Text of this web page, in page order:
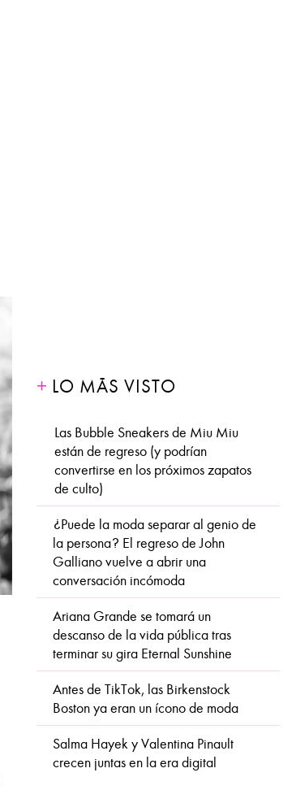
LO MÁS VISTO
Las Bubble Sneakers de Miu Miu
están de regreso (y podrían
convertirse en los próximos zapatos
de culto)
¿Puede la moda separar al genio de
la persona? El regreso de John
Galliano vuelve a abrir una
conversación incómoda
Ariana Grande se tomará un
descanso de la vida pública tras
terminar su gira Eternal Sunshine
Antes de TikTok, las Birkenstock
Boston ya eran un ícono de moda
Salma Hayek y Valentina Pinault
crecen juntas en la era digital